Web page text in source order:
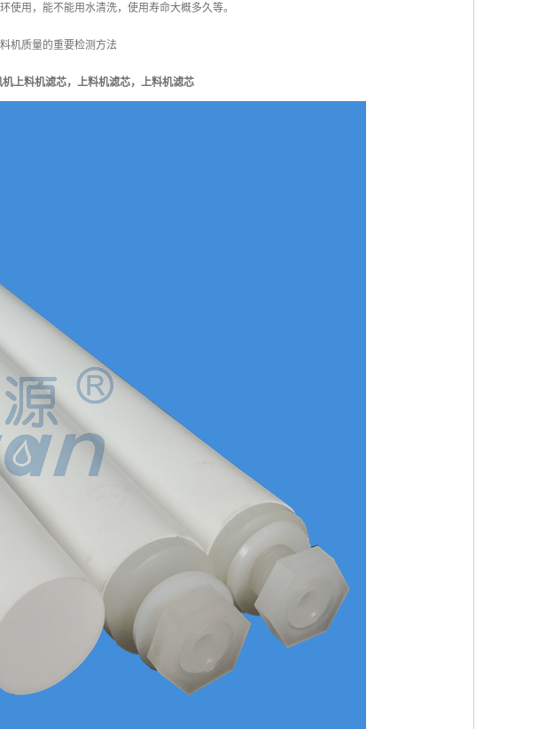
用，能不能用水清洗，使用寿命大概多久等。
机质量的重要检测方法
机上料机滤芯， 上料机滤芯， 上料机滤芯